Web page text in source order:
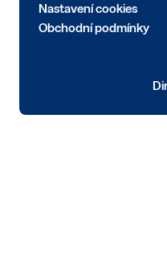
Nastavení cookies
Obchodní podmínky